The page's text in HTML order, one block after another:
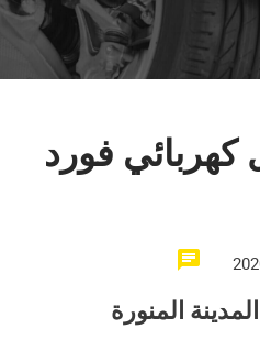
كهربائي فورد
المنورة